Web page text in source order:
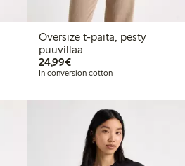
Oversize t-paita, pesty
puuvillaa
24,99€24,99 €
In conversion cotton